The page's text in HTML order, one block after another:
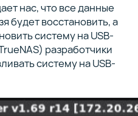
нас, что все данные
будет восстановить, а
систему на USB-
разработчики
систему на USB-